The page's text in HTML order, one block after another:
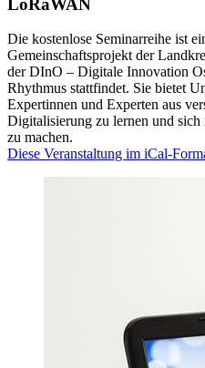
LoRaWAN
Die kostenlose Seminarreihe ist
Gemeinschaftsprojekt der
der DInO – Digitale Innovation
Rhythmus stattfindet. Sie bietet
Expertinnen und Experten aus
Digitalisierung zu lernen und
zu machen.
Diese Veranstaltung im iCal-